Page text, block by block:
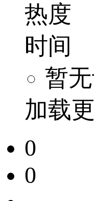
热度
时间
暂
加载
0
0